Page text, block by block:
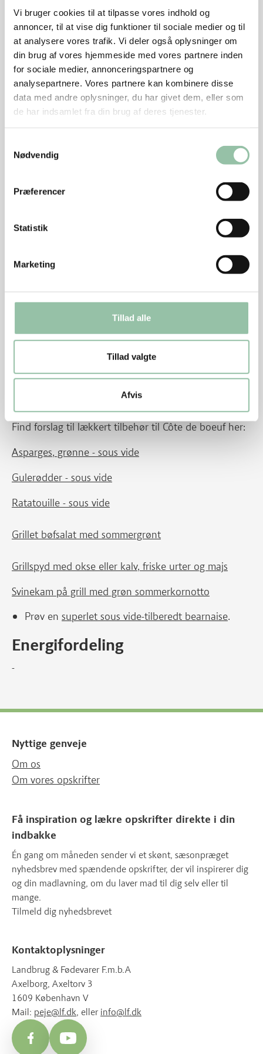
Vi bruger cookies til at tilpasse vores indhold og
annoncer, til at vise dig funktioner til sociale medier og til
at analysere vores trafik. Vi deler også oplysninger om
din brug af vores hjemmeside med vores partnere inden
for sociale medier, annonceringspartnere og
analysepartnere. Vores partnere kan kombinere disse
data med andre oplysninger, du har givet dem, eller som
de har indsamlet fra din brug af deres tjenester.
Nødvendig
Præferencer
Statistik
Marketing
Tillad alle
Tillad valgte
Afvis
Opvarm grillen til høj varme (250 grader) og lad
risten blive gennemvarm. Hvis du har en sizzle zone
på grillen, så brug den (gerne hævet eller ved
middelhøj varmeindstilling).
Grill kødet 2 minutter på den ene side og drej evt.
kødet 90 grader halvvejs for at få krydsstriber. Gentag
på den anden side.
Server
Skær 1/2-1 cm skiver i skrå snit (så man skærer
mest muligt på tværs af fibrene), skær evt. benet fra
Tips
(cook-chill):
Køl posen ned i isvand i ½ time og læg posen på
køl i op til 1 uge.
½ time før spisetid: Læg posen i et fad med varmt
vand fra hanen, skift vandet et par gange.
Du kan se mere om cook-chill i videoen her.
Find forslag til lækkert tilbehør til Côte de boeuf her:
Asparges, grønne - sous vide
Gulerødder - sous vide
Ratatouille - sous vide
Grillet bøfsalat med sommergrønt
Grillspyd med okse eller kalv, friske urter og majs
Svinekam på grill med grøn sommerkornotto
Prøv en superlet sous vide-tilberedt bearnaise.
Energifordeling
-
Nyttige genveje
Om os
Om vores opskrifter
Få inspiration og lækre opskrifter direkte i din
indbakke
Én gang om måneden sender vi et skønt, sæsonpræget
nyhedsbrev med spændende opskrifter, der vil inspirerer dig
og din madlavning, om du laver mad til dig selv eller til
mange.
Tilmeld dig nyhedsbrevet
Kontaktoplysninger
Landbrug & Fødevarer F.m.b.A
Axelborg, Axeltorv 3
1609 København V
Mail: peje@lf.dk, eller info@lf.dk
FacebookYouTube